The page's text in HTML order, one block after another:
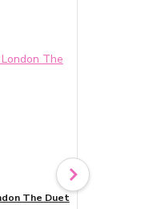
The Duet